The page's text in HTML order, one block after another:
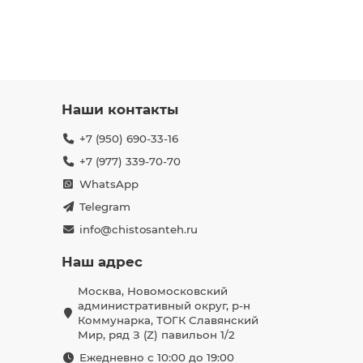
Наши контакты
+7 (950) 690-33-16
+7 (977) 339-70-70
WhatsApp
Telegram
info@chistosanteh.ru
Наш адрес
Москва, Новомосковский
административный округ, р-н
Коммунарка, ТОГК Славянский
Мир, ряд З (Z) павильон 1/2
Ежедневно с 10:00 до 19:00